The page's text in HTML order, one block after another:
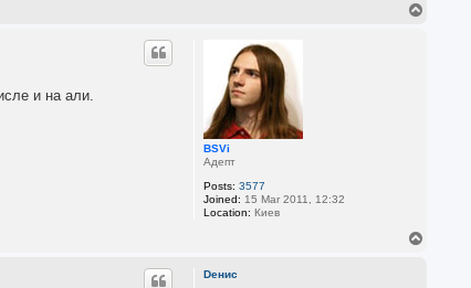
BSVi
Адепт
Posts: 3577
Joined: 15 Mar 2011, 12:32
Location: Киев
и на али.
Dенис